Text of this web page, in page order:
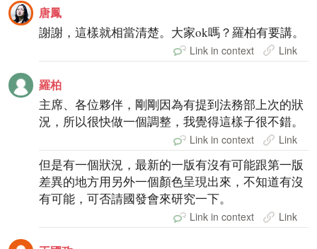
唐鳳
謝謝，這樣就相當清楚。大家ok嗎？羅柏有要講。
Link in context Link
羅柏
主席、各位夥伴，剛剛因為有提到法務部上次的狀
況，所以很快做一個調整，我覺得這樣子很不錯。
Link in context Link
但是有一個狀況，最新的一版有沒有可能跟第一版
差異的地方用另外一個顏色呈現出來，不知道有沒
有可能，可否請國發會來研究一下。
Link in context Link